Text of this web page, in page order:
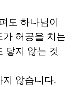
도 하나님이
허공을 치는
닿지 않는 것
않습니다.